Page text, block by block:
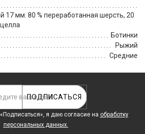
17 мм. 80 % переработанная шерсть, 20
Ботинки
Рыжий
Средние
ПОДПИСАТЬСЯ
я даю cогласие на обработку
персональных данных.